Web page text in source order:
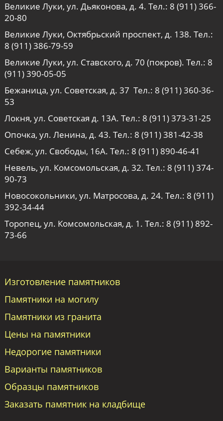
Великие Луки, ул. Дьяконова, д. 4. Тел.: 8 (911) 366-
20-80
Великие Луки, Октябрьский проспект, д. 138. Тел.:
8 (911) 386-79-59
Великие Луки, ул. Ставского, д. 70 (покров). Тел.: 8
(911) 390-05-05
Бежаница, ул. Советская, д. 37 Тел.: 8 (911) 360-36-
53
Локня, ул. Советская д. 13А. Тел.: 8 (911) 373-31-25
Опочка, ул. Ленина, д. 43. Тел.: 8 (911) 381-42-38
Себеж, ул. Свободы, 16А. Тел.: 8 (911) 890-46-41
Невель, ул. Комсомольская, д. 32. Тел.: 8 (911) 374-
90-73
Новосокольники, ул. Матросова, д. 24. Тел.: 8 (911)
392-34-44
Торопец, ул. Комсомольская, д. 1. Тел.: 8 (911) 892-
73-66
Изготовление памятников
Памятники на могилу
Памятники из гранита
Цены на памятники
Недорогие памятники
Варианты памятников
Образцы памятников
Заказать памятник на кладбище